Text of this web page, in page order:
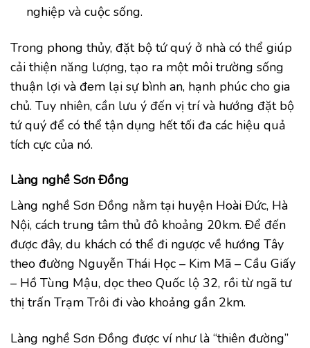
nghiệp và cuộc sống.
Trong phong thủy, đặt bộ tứ quý ở nhà có thể giúp
cải thiện năng lượng, tạo ra một môi trường sống
thuận lợi và đem lại sự bình an, hạnh phúc cho gia
chủ. Tuy nhiên, cần lưu ý đến vị trí và hướng đặt bộ
tứ quý để có thể tận dụng hết tối đa các hiệu quả
tích cực của nó.
Làng nghề Sơn Đồng
Làng nghề Sơn Đồng nằm tại huyện Hoài Đức, Hà
Nội, cách trung tâm thủ đô khoảng 20km. Để đến
được đây, du khách có thể đi ngược về hướng Tây
theo đường Nguyễn Thái Học – Kim Mã – Cầu Giấy
– Hồ Tùng Mậu, dọc theo Quốc lộ 32, rồi từ ngã tư
thị trấn Trạm Trôi đi vào khoảng gần 2km.
Làng nghề Sơn Đồng được ví như là “thiên đường”